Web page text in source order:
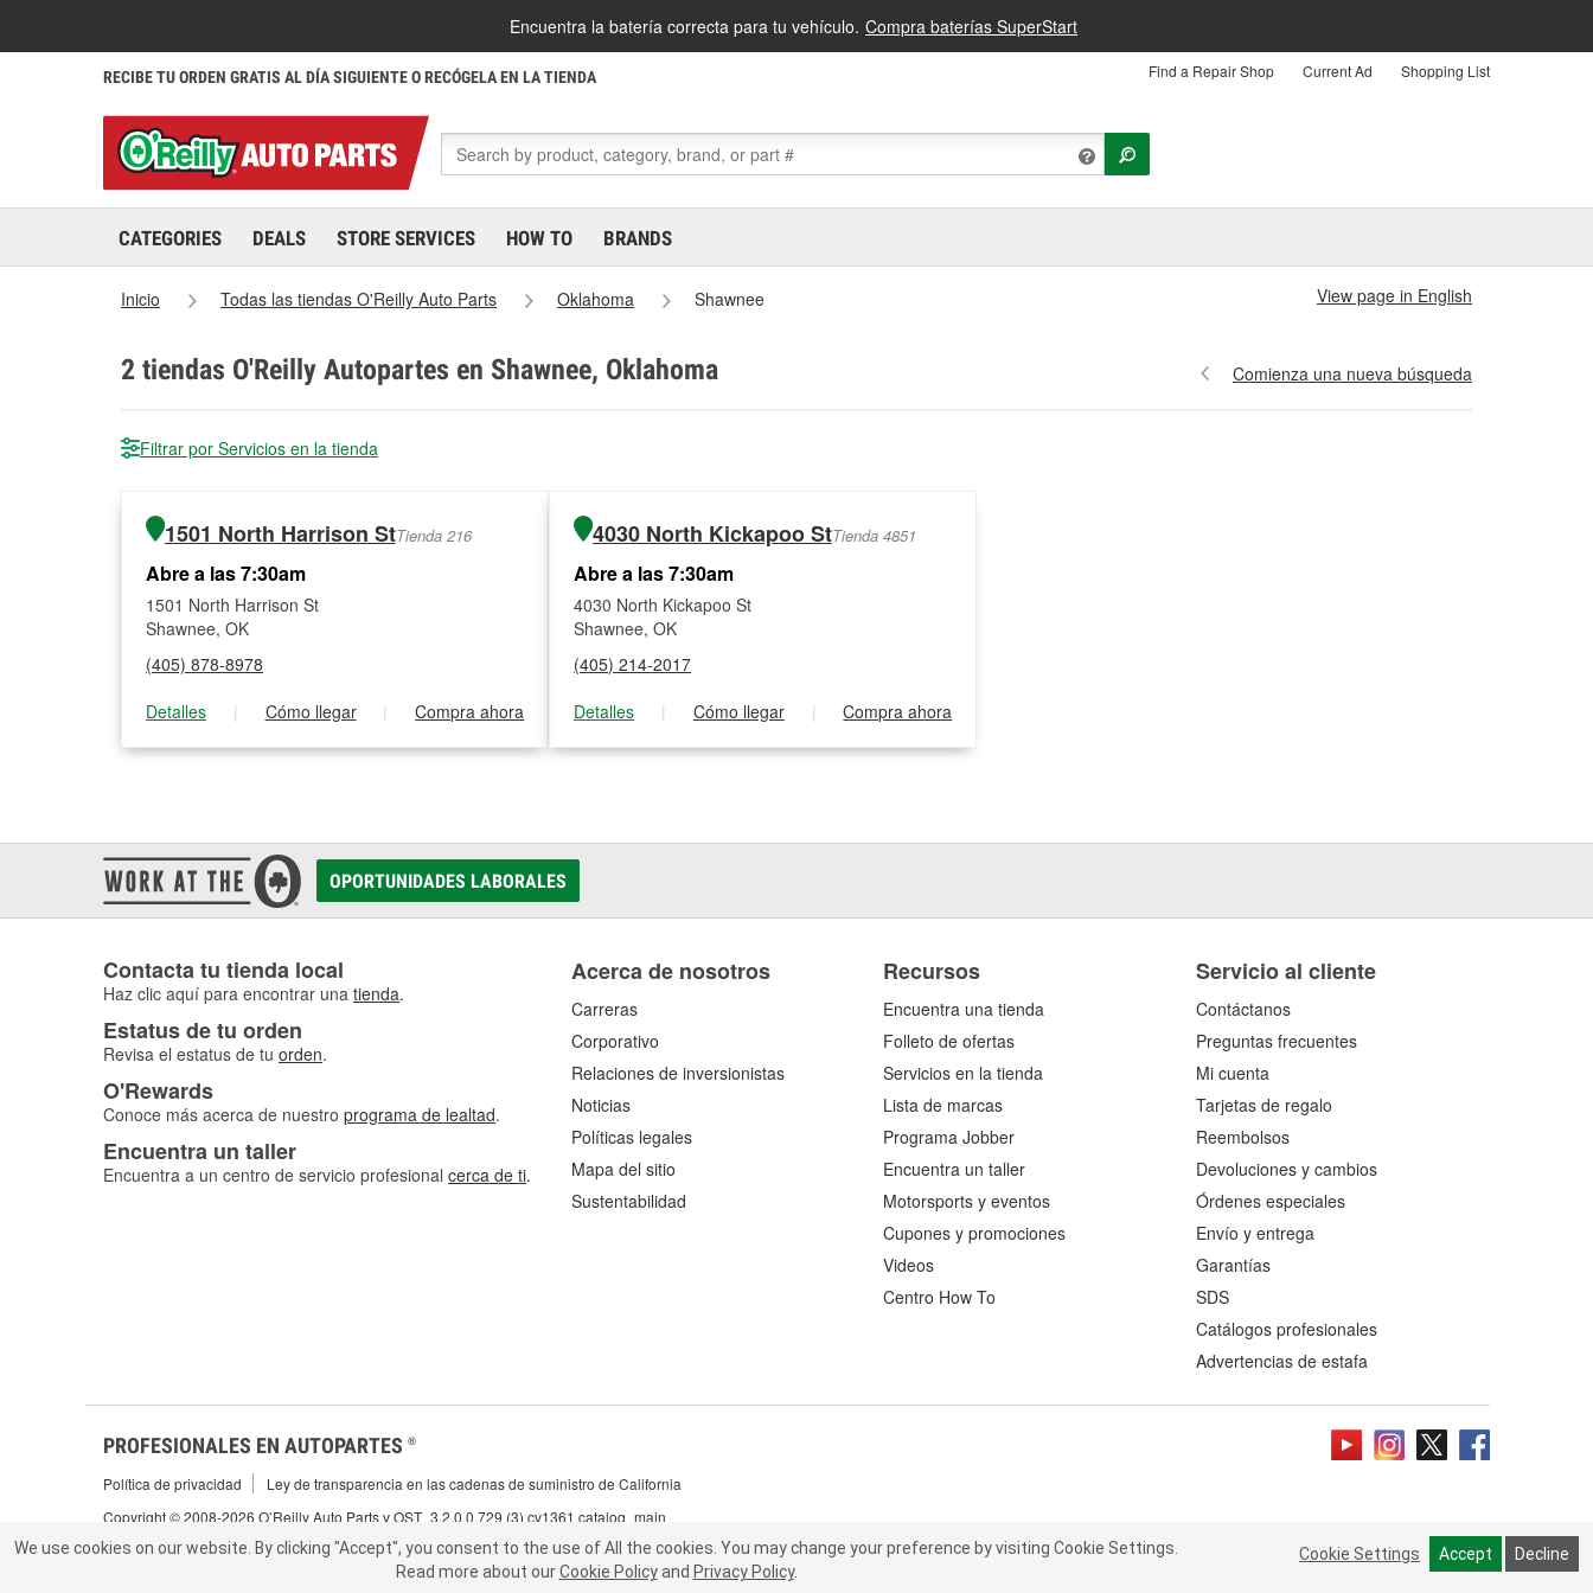
Encuentra la batería correcta para tu vehículo. Compra baterías SuperStart
RECIBE TU ORDEN GRATIS AL DÍA SIGUIENTE O RECÓGELA EN LA TIENDA Find a Repair Shop Current Ad Shopping List
CATEGORIES DEALS STORE SERVICES HOW TO BRANDS
Inicio Todas las tiendas O'Reilly Auto Parts Oklahoma Shawnee View page in English
2 tiendas O'Reilly Autopartes en Shawnee, Oklahoma Comienza una nueva búsqueda
Filtrar por Servicios en la tienda
1501 North Harrison StTienda 216
Abre a las 7:30am
1501 North Harrison St
Shawnee, OK
(405) 878-8978
Detalles
| Cómo llegar | Compra ahora
4030 North Kickapoo StTienda 4851
Abre a las 7:30am
4030 North Kickapoo St
Shawnee, OK
(405) 214-2017
Detalles
| Cómo llegar | Compra ahora
We use cookies on our website. By clicking "Accept", you consent to the use of All the cookies.You may change your preference by visiting Cookie Settings.
about ourCookie PolicyandPrivacy Policy
Cookie Settings Accept Decline
OPORTUNIDADES LABORALES
Contacta tu tienda local
Haz clic aquí para encontrar una tienda.
Estatus de tu orden
Revisa el estatus de tu orden.
O'Rewards
Conoce más acerca de nuestro programa de lealtad.
Encuentra un taller
Encuentra a un centro de servicio profesional cerca de ti.
Acerca de nosotros
Carreras
Corporativo
Relaciones de inversionistas
Noticias
Políticas legales
Mapa del sitio
Sustentabilidad
Recursos
Encuentra una tienda
Folleto de ofertas
Servicios en la tienda
Lista de marcas
Programa Jobber
Encuentra un taller
Motorsports y eventos
Cupones y promociones
Videos
Centro How To
Servicio al cliente
Contáctanos
Preguntas frecuentes
Mi cuenta
Tarjetas de regalo
Reembolsos
Devoluciones y cambios
Órdenes especiales
Envío y entrega
Garantías
SDS
Catálogos profesionales
Advertencias de estafa
PROFESIONALES EN AUTOPARTES ®
Política de privacidad
Ley de transparencia en las cadenas de suministro de California
Copyright © 2008-2026 O’Reilly Auto Parts v OST_3.2.0.0.729 (3) cv1361 catalog_main
We use cookies on our website. By clicking "Accept", you consent to the use of All the cookies. You may change your preference by visiting Cookie Settings.
Read more about our Cookie Policy and Privacy Policy.
Cookie Settings Accept Decline